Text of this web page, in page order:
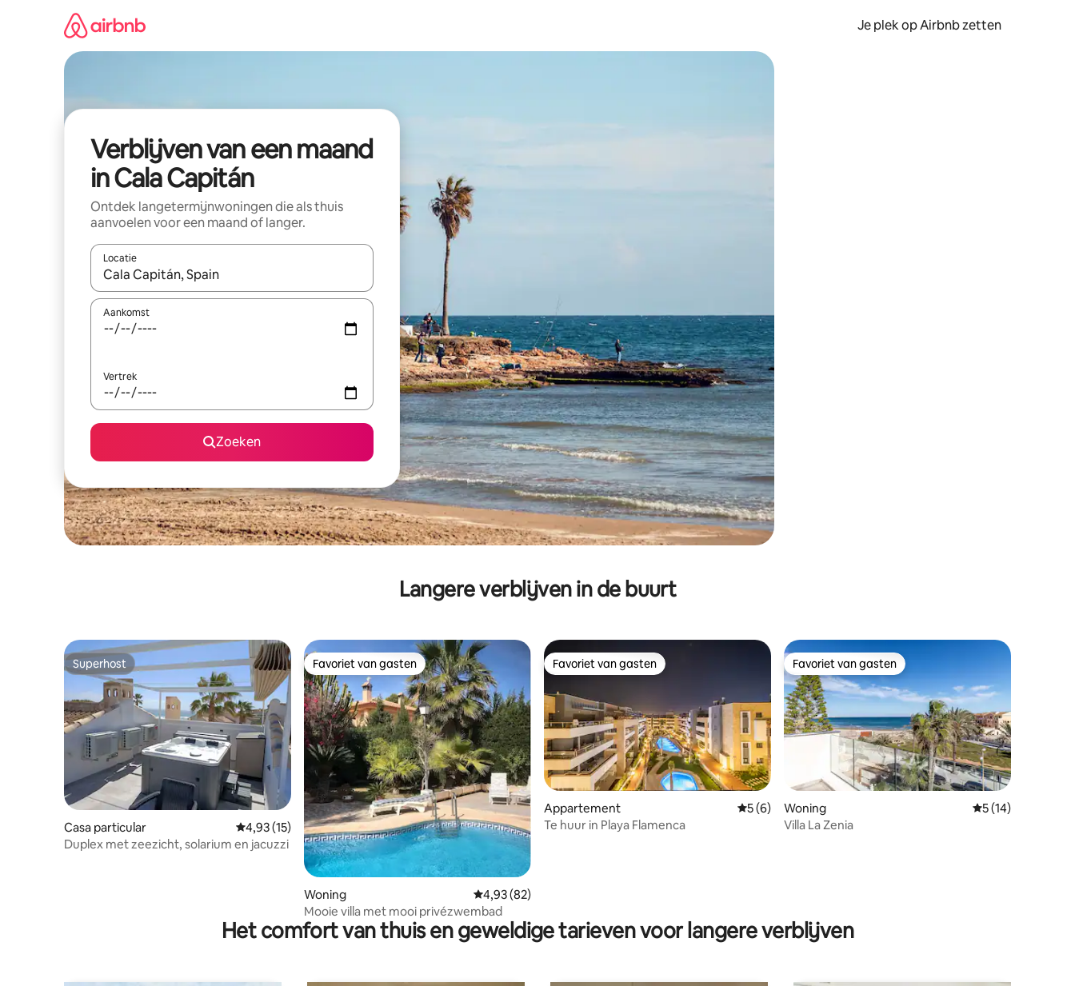
Je plek op Airbnb zetten
Verblijven van een maand
in Cala Capitán
Ontdek langetermijnwoningen die als thuis
aanvoelen voor een maand of langer.
Locatie
Wanneer er resultaten beschikbaar zijn, maak je een keuze met je de pijltjestoetsen omhoog en omlaag, óf door te tikken of swipen.
Aankomst
Vertrek
Zoeken
Langere verblijven in de buurt
Superhost
Superhost
Casa particular Gemiddelde beoordeling van 4,93 op 5, 15 recensies
4,93 (15)
Duplex met zeezicht, solarium en jacuzzi
Favoriet van gasten
Favoriet van gasten
Woning Gemiddelde beoordeling van 4,93 op 5, 82 recensies
4,93 (82)
Mooie villa met mooi privézwembad
Favoriet van gasten
Favoriet van gasten
Appartement Gemiddelde beoordeling van 5 op 5, 6 recensies
5 (6)
Te huur in Playa Flamenca
Favoriet van gasten
Favoriet van gasten
Woning Gemiddelde
5 (14)
Villa La Zenia
Het comfort van thuis en geweldige tarieven voor langere verblijven